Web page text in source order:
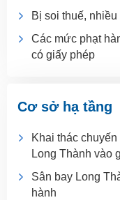
Bị soi thuế,
Các mức phạt
có giấy phép
Cơ sở hạ tầng
Khai thác
Long Thành vào
Sân bay Long
hành